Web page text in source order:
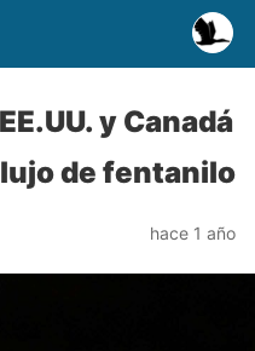
y Canadá
de fentanilo
hace 1 año